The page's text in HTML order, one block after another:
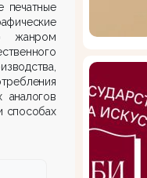
печатные
жанром
аналогов
способах